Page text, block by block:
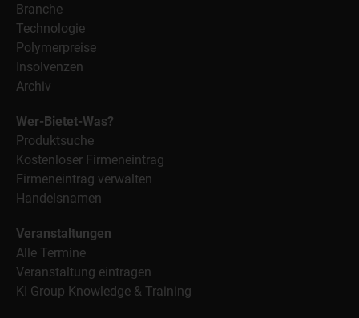
Branche
Technologie
Polymerpreise
Insolvenzen
Archiv
Wer-Bietet-Was?
Produktsuche
Kostenloser Firmeneintrag
Firmeneintrag verwalten
Handelsnamen
Veranstaltungen
Alle Termine
Veranstaltung eintragen
KI Group Knowledge & Training